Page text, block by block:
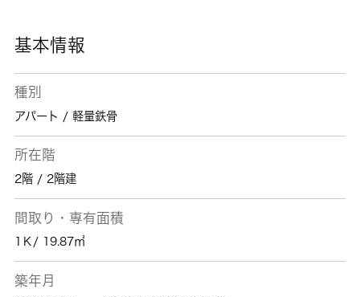
基本情報
種別
アパート / 軽量鉄骨
所在階
2階 / 2階建
間取り・専有面積
1Ｋ/ 19.87㎡
築年月